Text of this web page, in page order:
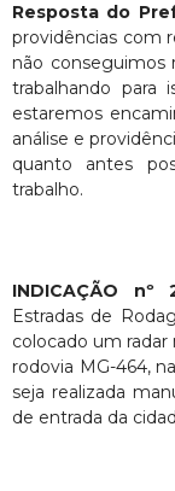
Resposta do
providências com
não conseguimos
trabalhando para
estaremos
análise e
quanto antes
trabalho.
INDICAÇÃO nº
Estradas de
colocado um radar
rodovia MG-464,
seja realizada
de entrada da